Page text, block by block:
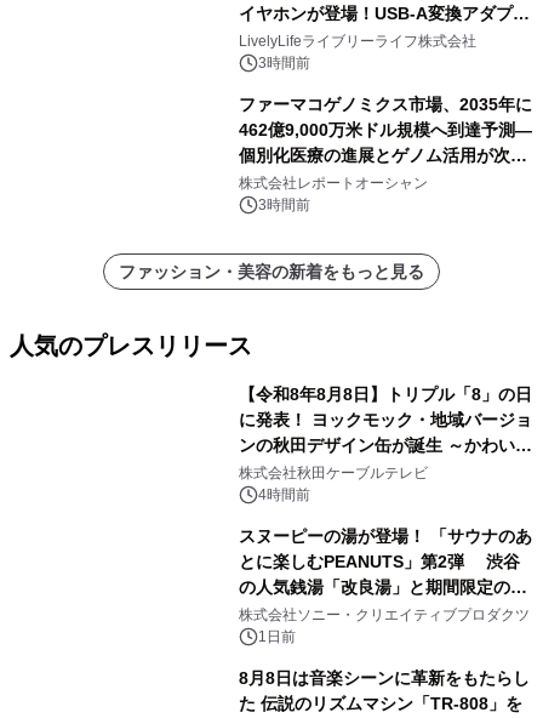
イヤホンが登場！USB-A変換アダプタ
ー付きでスマホからパソコンまで幅広
く活用可能
LivelyLifeライブリーライフ株式会社
3時間前
ファーマコゲノミクス市場、2035年に
462億9,000万米ドル規模へ到達予測―
個別化医療の進展とゲノム活用が次世
代ヘルスケア投資を加速
株式会社レポートオーシャン
3時間前
ファッション・美容の新着をもっと見る
人気のプレスリリース
【令和8年8月8日】トリプル「8」の日
に発表！ ヨックモック・地域バージョ
ンの秋田デザイン缶が誕生 ～かわいい
秋田犬の子犬と秋田の四季と名所を巡
るパッケージ～ 9月1日(火)秋田県内で
株式会社秋田ケーブルテレビ
4時間前
スヌーピーの湯が登場！ 「サウナのあ
とに楽しむPEANUTS」第2弾 渋谷
の人気銭湯「改良湯」と期間限定のコ
ラボレーション サウナイキタイコラ
ボグッズも発売決定！
株式会社ソニー・クリエイティブプロダクツ
1日前
8月8日は音楽シーンに革新をもたらし
た 伝説のリズムマシン「TR-808」を